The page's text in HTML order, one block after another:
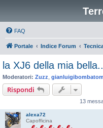
FAQ
Portale Indice Forum
la XJ6 della mia
Moderatori: Zuzz
Rispondi
13
alexa72
Capofficina